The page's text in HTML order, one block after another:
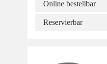
Online bestellbar
Reservierbar